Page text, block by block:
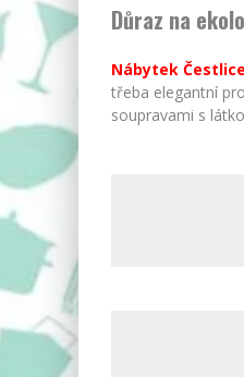
Důraz na
Nábytek Čestlice
třeba elegantní
soupravami s